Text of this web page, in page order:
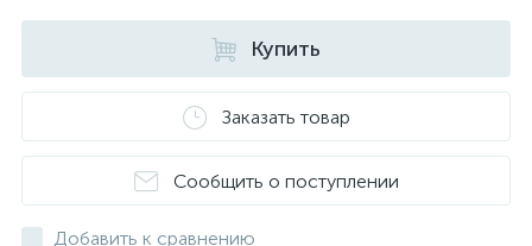
Купить
Заказать товар
Сообщить о поступлении
Добавить к сравнению